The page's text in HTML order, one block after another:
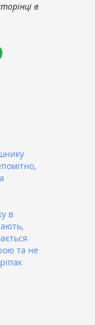
в
в
та не